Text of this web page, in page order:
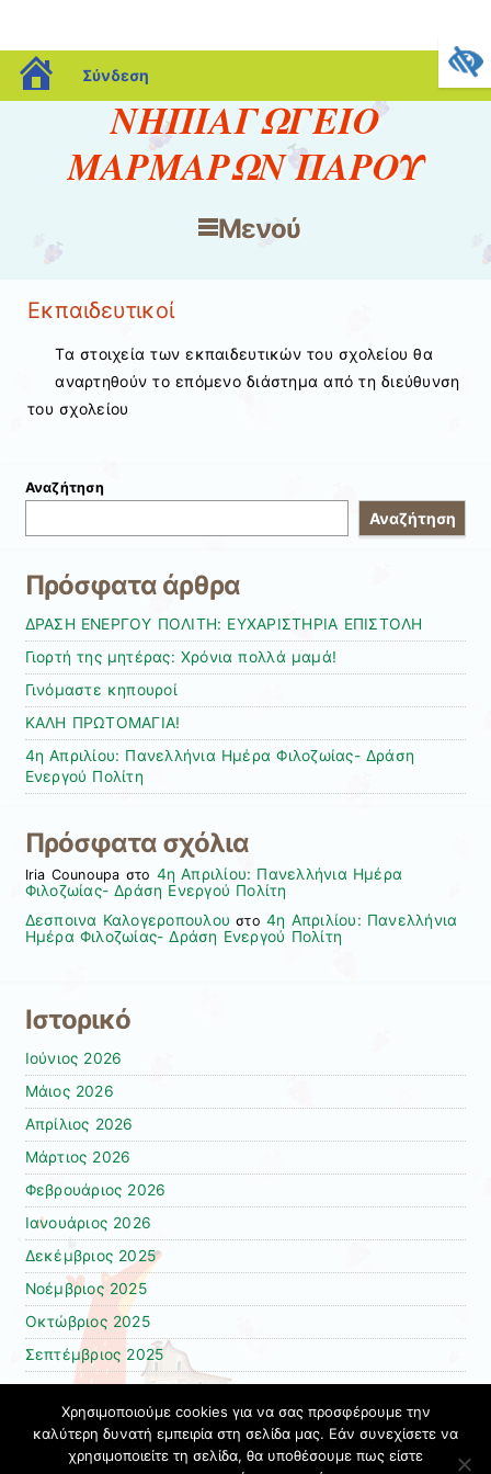
blogs.sch.gr
Σύνδεση
ΝΗΠΙΑΓΩΓΕΙΟ
ΜΑΡΜΑΡΩΝ ΠΑΡΟΥ
Μενού
Μετάβαση στο περιεχόμενο
Εκπαιδευτικοί
Τα στοιχεία των εκπαιδευτικών του σχολείου θα
αναρτηθούν το επόμενο διάστημα από τη διεύθυνση
του σχολείου
Αναζήτηση
Αναζήτηση
Πρόσφατα άρθρα
ΔΡΑΣΗ ΕΝΕΡΓΟΥ ΠΟΛΙΤΗ: ΕΥΧΑΡΙΣΤΗΡΙΑ ΕΠΙΣΤΟΛΗ
Γιορτή της μητέρας: Χρόνια πολλά μαμά!
Γινόμαστε κηπουροί
KAΛΗ ΠΡΩΤΟΜΑΓΙΑ!
4η Απριλίου: Πανελλήνια Ημέρα Φιλοζωίας- Δράση
Ενεργού Πολίτη
Πρόσφατα σχόλια
Iria Counoupa στο 4η Απριλίου: Πανελλήνια Ημέρα
Φιλοζωίας- Δράση Ενεργού Πολίτη
Δεσποινα Καλογεροπουλου στο4η Απριλίου: Πανελλήνια
Ημέρα Φιλοζωίας- Δράση Ενεργού Πολίτη
Ιστορικό
Ιούνιος 2026
Μάιος 2026
Απρίλιος 2026
Μάρτιος 2026
Φεβρουάριος 2026
Ιανουάριος 2026
Δεκέμβριος 2025
Νοέμβριος 2025
Οκτώβριος 2025
Σεπτέμβριος 2025
Kατηγορίες
Γενικά
Χρησιμοποιούμε cookies για να σας προσφέρουμε την
καλύτερη δυνατή εμπειρία στη σελίδα μας. Εάν συνεχίσετε να
χρησιμοποιείτε τη σελίδα, θα υποθέσουμε πως είστε